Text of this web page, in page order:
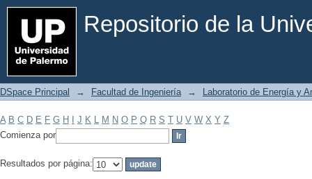
Repositorio de la
Filtrar por: Materia
DSpace Principal → Facultad de Ingeniería → Laboratorio de Energía y
A B C D E F G H J K L M N O P Q R S T U V W X Y Z
Comienza por
Resultados por página: